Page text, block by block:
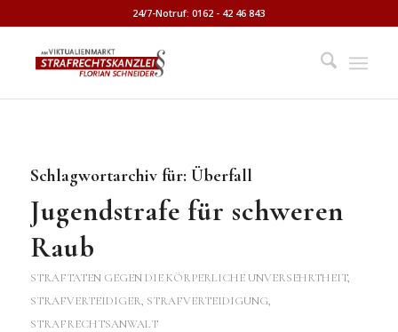
24/7-Notruf: 0162 - 42 46 843
Schlagwortarchiv für: Überfall
Jugendstrafe für schweren
Raub
STRAFTATEN GEGEN DIE KÖRPERLICHE UNVERSEHRTHEIT,
STRAFVERTEIDIGER, STRAFVERTEIDIGUNG,
STRAFRECHTSANWALT